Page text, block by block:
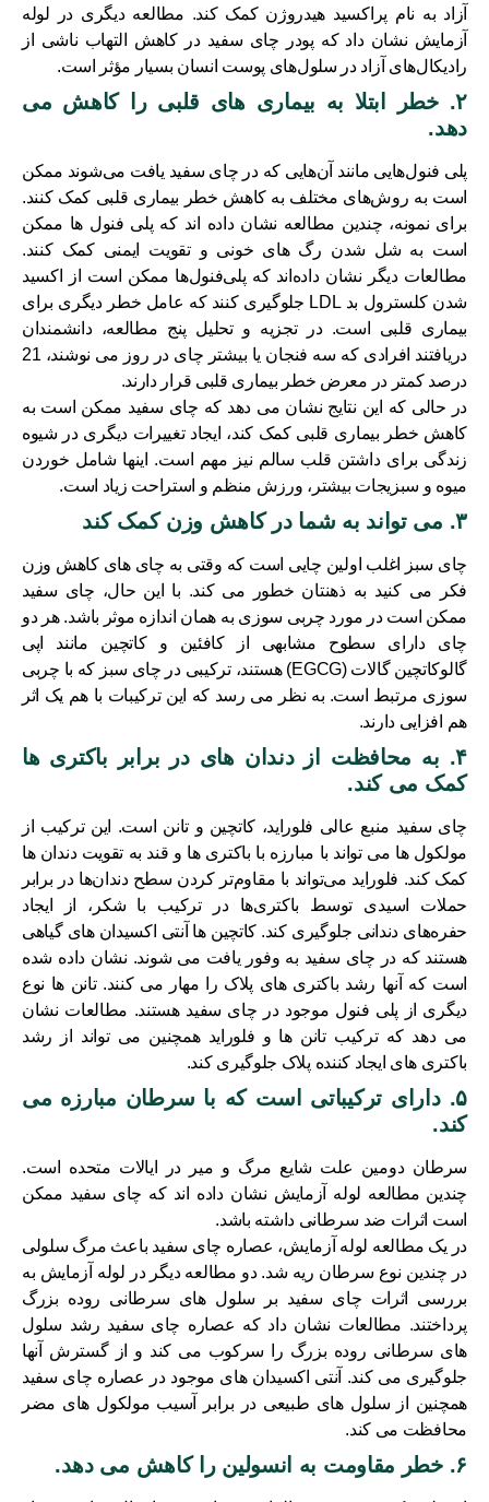
آزاد به نام پراکسید هیدروژن کمک کند. مطالعه دیگری در لوله
آزمایش نشان داد که پودر چای سفید در کاهش التهاب ناشی از
رادیکال‌های آزاد در سلول‌های پوست انسان بسیار مؤثر است.
۲. خطر ابتلا به بیماری های قلبی را کاهش می
دهد.
پلی فنول‌هایی مانند آن‌هایی که در چای سفید یافت می‌شوند ممکن
است به روش‌های مختلف به کاهش خطر بیماری قلبی کمک کنند.
برای نمونه، چندین مطالعه نشان داده اند که پلی فنول ها ممکن
است به شل شدن رگ های خونی و تقویت ایمنی کمک کنند.
مطالعات دیگر نشان داده‌اند که پلی‌فنول‌ها ممکن است از اکسید
شدن کلسترول بد LDL جلوگیری کنند که عامل خطر دیگری برای
بیماری قلبی است. در تجزیه و تحلیل پنج مطالعه، دانشمندان
دریافتند افرادی که سه فنجان یا بیشتر چای در روز می نوشند، 21
درصد کمتر در معرض خطر بیماری قلبی قرار دارند.
در حالی که این نتایج نشان می دهد که چای سفید ممکن است به
کاهش خطر بیماری قلبی کمک کند، ایجاد تغییرات دیگری در شیوه
زندگی برای داشتن قلب سالم نیز مهم است. اینها شامل خوردن
میوه و سبزیجات بیشتر، ورزش منظم و استراحت زیاد است.
۳. می تواند به شما در کاهش وزن کمک کند
چای سبز اغلب اولین چایی است که وقتی به چای های کاهش وزن
فکر می کنید به ذهنتان خطور می کند. با این حال، چای سفید
ممکن است در مورد چربی سوزی به همان اندازه موثر باشد. هر دو
چای دارای سطوح مشابهی از کافئین و کاتچین مانند اپی
گالوکاتچین گالات (EGCG) هستند، ترکیبی در چای سبز که با چربی
سوزی مرتبط است. به نظر می رسد که این ترکیبات با هم یک اثر
هم افزایی دارند.
۴. به محافظت از دندان های در برابر باکتری ها
کمک می کند.
چای سفید منبع عالی فلوراید، کاتچین و تانن است. این ترکیب از
مولکول ها می تواند با مبارزه با باکتری ها و قند به تقویت دندان ها
کمک کند. فلوراید می‌تواند با مقاوم‌تر کردن سطح دندان‌ها در برابر
حملات اسیدی توسط باکتری‌ها در ترکیب با شکر، از ایجاد
حفره‌های دندانی جلوگیری کند. کاتچین ها آنتی اکسیدان های گیاهی
هستند که در چای سفید به وفور یافت می شوند. نشان داده شده
است که آنها رشد باکتری های پلاک را مهار می کنند. تانن ها نوع
دیگری از پلی فنول موجود در چای سفید هستند. مطالعات نشان
می دهد که ترکیب تانن ها و فلوراید همچنین می تواند از رشد
باکتری های ایجاد کننده پلاک جلوگیری کند.
۵. دارای ترکیباتی است که با سرطان مبارزه می
کند.
سرطان دومین علت شایع مرگ و میر در ایالات متحده است.
چندین مطالعه لوله آزمایش نشان داده اند که چای سفید ممکن
است اثرات ضد سرطانی داشته باشد.
در یک مطالعه لوله آزمایش، عصاره چای سفید باعث مرگ سلولی
در چندین نوع سرطان ریه شد. دو مطالعه دیگر در لوله آزمایش به
بررسی اثرات چای سفید بر سلول های سرطانی روده بزرگ
پرداختند. مطالعات نشان داد که عصاره چای سفید رشد سلول
های سرطانی روده بزرگ را سرکوب می کند و از گسترش آنها
جلوگیری می کند. آنتی اکسیدان های موجود در عصاره چای سفید
همچنین از سلول های طبیعی در برابر آسیب مولکول های مضر
محافظت می کند.
۶. خطر مقاومت به انسولین را کاهش می دهد.